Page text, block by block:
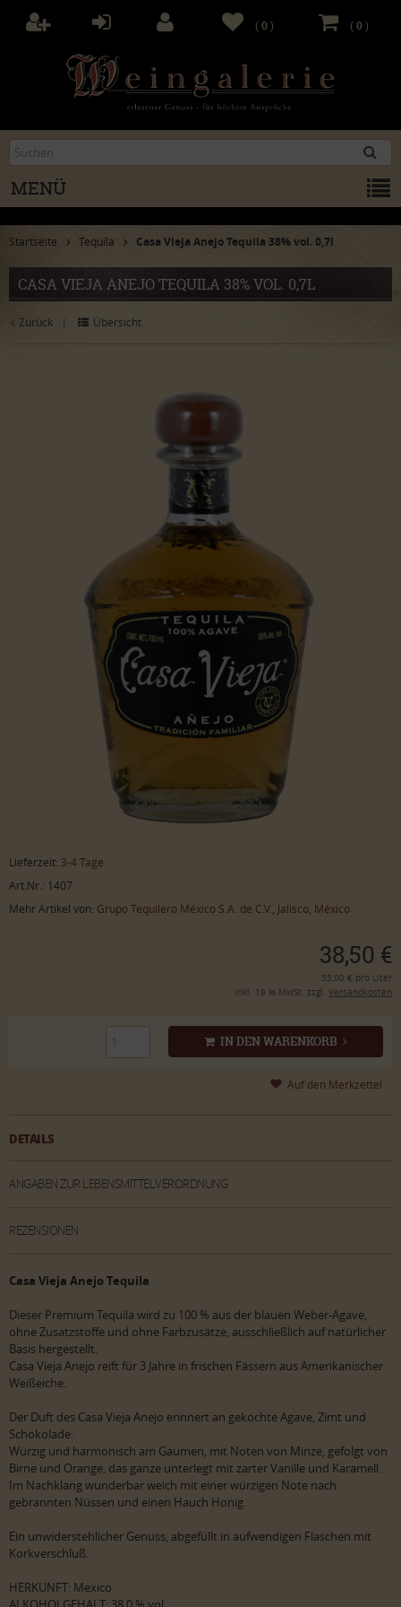
(0 )
(0 )
MENÜ
Startseite Tequila Casa Vieja Anejo Tequila 38% vol. 0,7l
CASA VIEJA ANEJO TEQUILA 38% VOL. 0,7L
Zurück | Übersicht
Lieferzeit: 3-4 Tage
Art.Nr.: 1407
Mehr Artikel von: Grupo Tequilero México S.A. de C.V., Jalisco, México
38,50 €
55,00 € pro Liter
inkl. 19 % MwSt. zzgl. Versandkosten
IN DEN WARENKORB
DETAILS
ANGABEN ZUR LEBENSMITTELVERORDNUNG
REZENSIONEN
Casa Vieja Anejo Tequila
Dieser Premium Tequila wird zu 100 % aus der blauen Weber-Agave,
ohne Zusatzstoffe und ohne Farbzusätze, ausschließlich auf natürlicher
Basis hergestellt.
Casa Vieja Anejo reift für 3 Jahre in frischen Fässern aus Amerikanischer
Weißeiche.
Der Duft des Casa Vieja Anejo erinnert an gekochte Agave, Zimt und
Schokolade.
Würzig und harmonisch am Gaumen, mit Noten von Minze, gefolgt von
Birne und Orange, das ganze unterlegt mit zarter Vanille und Karamell.
Im Nachklang wunderbar weich mit einer würzigen Note nach
gebrannten Nüssen und einen Hauch Honig.
Ein unwiderstehlicher Genuss, abgefüllt in aufwendigen Flaschen mit
Korkverschluß.
HERKUNFT: Mexico